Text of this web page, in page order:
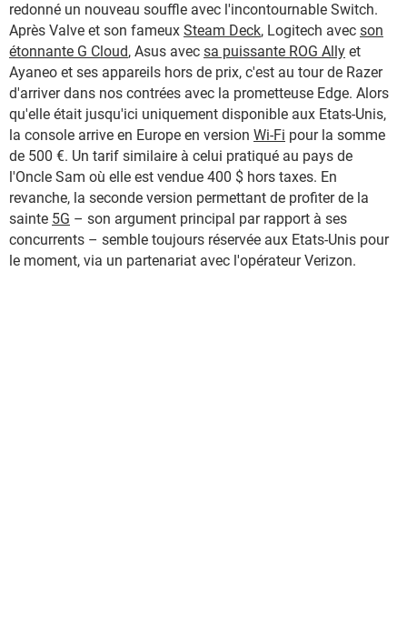
redonné un nouveau souffle avec l'incontournable Switch.
Après Valve et son fameux Steam Deck, Logitech avec son
étonnante G Cloud, Asus avec sa puissante ROG Ally et
Ayaneo et ses appareils hors de prix, c'est au tour de Razer
d'arriver dans nos contrées avec la prometteuse Edge. Alors
qu'elle était jusqu'ici uniquement disponible aux Etats-Unis,
la console arrive en Europe en version Wi-Fi pour la somme
de 500 €. Un tarif similaire à celui pratiqué au pays de
l'Oncle Sam où elle est vendue 400 $ hors taxes. En
revanche, la seconde version permettant de profiter de la
sainte 5G – son argument principal par rapport à ses
concurrents – semble toujours réservée aux Etats-Unis pour
le moment, via un partenariat avec l'opérateur Verizon.